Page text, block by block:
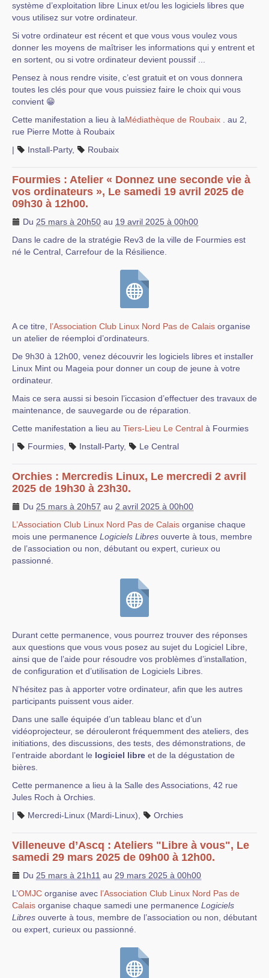
système d’exploitation libre Linux et/ou les logiciels libres que
vous utilisez sur votre ordinateur.
Si votre ordinateur est récent et que vous vous voulez vous
donner les moyens de maîtriser les informations qui y entrent et
en sortent, ou si votre ordinateur devient poussif ...
Pensez à nous rendre visite, c’est gratuit et on vous donnera
toutes les clés pour que vous puissiez faire le choix qui vous
convient 😁
Cette manifestation a lieu à laMédiathèque de Roubaix . au 2,
rue Pierre Motte à Roubaix
|
Install-Party, Roubaix
Fourmies : Atelier « Donnez une seconde vie à
vos ordinateurs », Le samedi 19 avril 2025 de
09h30 à 12h00.
Du 25 mars à 20h50 au 19 avril 2025 à 00h00
Dans le cadre de la stratégie Rev3 de la ville de Fourmies est
né le Central, Carrefour de la Résilience.
A ce titre, l’Association Club Linux Nord Pas de Calais organise
un atelier de réemploi d’ordinateurs.
De 9h30 à 12h00, venez découvrir les logiciels libres et installer
Linux Mint ou Mageia pour donner un coup de jeune à votre
ordinateur.
Mais ce sera aussi si besoin l’iccasion d’effectuer des travaux de
maintenance, de sauvegarde ou de réparation.
Cette manifestation a lieu au Tiers-Lieu Le Central à Fourmies
|
Fourmies Install-Party, Le Central
Orchies : Mercredis Linux, Le mercredi 2 avril
2025 de 19h30 à 23h30.
Du 25 mars à 20h57 au 2 avril 2025 à 00h00
L’Association Club Linux Nord Pas de Calais organise chaque
mois une permanence Logiciels Libres ouverte à tous, membre
de l’association ou non, débutant ou expert, curieux ou
passionné.
Durant cette permanence, vous pourrez trouver des réponses
aux questions que vous vous posez au sujet du Logiciel Libre,
ainsi que de l’aide pour résoudre vos problèmes d’installation,
de configuration et d’utilisation de Logiciels Libres.
N’hésitez pas à apporter votre ordinateur, afin que les autres
participants puissent vous aider.
Dans une salle équipée d’un tableau blanc et d’un
vidéoprojecteur, se dérouleront fréquemment des ateliers, des
initiations, des discussions, des tests, des démonstrations, de
l’entraide abordant le logiciel libre et de la dégustation de
bières.
Cette permanence a lieu à la Salle des Associations, 42 rue
Jules Roch à Orchies.
|
Mercredi-Linux (Mardi-Linux) Orchies
Villeneuve d’Ascq : Ateliers "Libre à vous", Le
samedi 29 mars 2025 de 09h00 à 12h00.
Du 25 mars à 21h11 au 29 mars 2025 à 00h00
L’OMJC organise avec l’Association Club Linux Nord Pas de
Calais organise chaque samedi une permanence Logiciels
Libres ouverte à tous, membre de l’association ou non, débutant
ou expert, curieux ou passionné.